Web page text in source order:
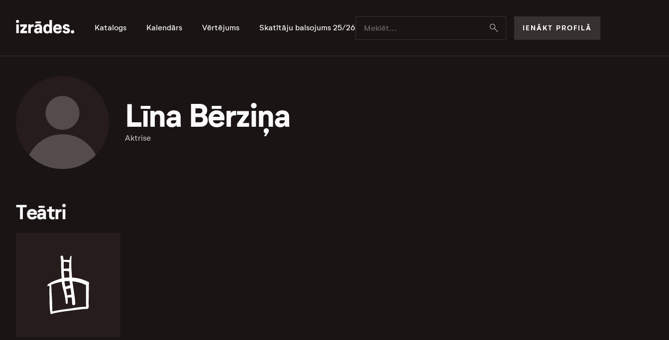
Katalogs Kalendārs Vērtējums Skatītāju balsojums 25/26 IENĀKT PROFILĀ
Līna Bērziņa
Aktrise
Teātri